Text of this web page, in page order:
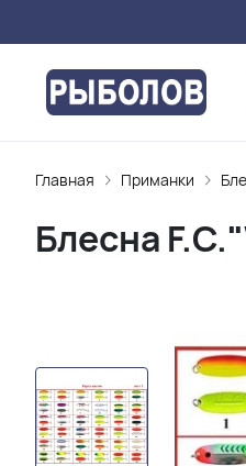
Главная Приманки
Блесна